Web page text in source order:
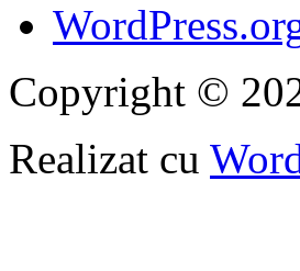
Copyright ©
Realizat cu